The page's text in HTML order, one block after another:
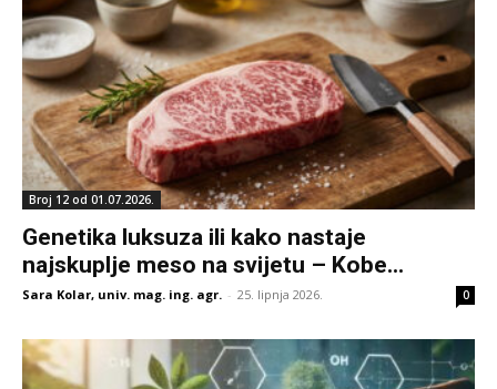
Broj 12 od 01.07.2026.
Genetika luksuza ili kako nastaje
najskuplje meso na svijetu – Kobe...
Sara Kolar, univ. mag. ing. agr. - 25. lipnja 2026. 0